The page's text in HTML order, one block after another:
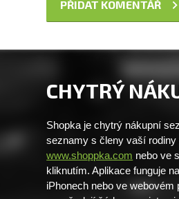
CHYTRÝ
Shopka je chytrý nákupní
seznamy s členy vaší
www.shoppka.com nebo ve
kliknutím. Aplikace funguje
iPhonech nebo ve